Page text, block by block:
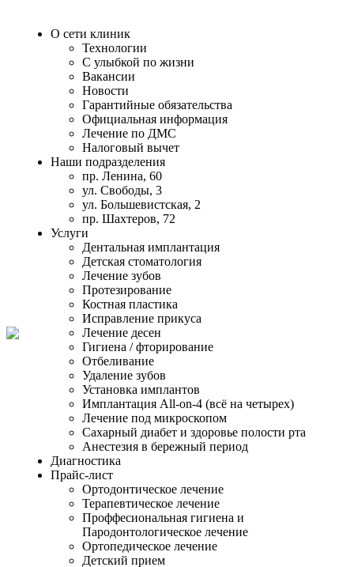
О сети клиник
Технологии
С улыбкой по жизни
Вакансии
Новости
Гарантийные обязательства
Официальная информация
Лечение по ДМС
Налоговый вычет
Наши подразделения
пр. Ленина, 60
ул. Свободы, 3
ул. Большевистская, 2
пр. Шахтеров, 72
Услуги
Дентальная имплантация
Детская стоматология
Лечение зубов
Протезирование
Костная пластика
Исправление прикуса
Лечение десен
Гигиена / фторирование
Отбеливание
Удаление зубов
Установка имплантов
Имплантация All-on-4 (всё на четырех)
Лечение под микроскопом
Сахарный диабет и здоровье полости рта
Анестезия в бережный период
Диагностика
Прайс-лист
Ортодонтическое лечение
Терапевтическое лечение
Проффесиональная гигиена и
Пародонтологическое лечение
Ортопедическое лечение
Детский прием